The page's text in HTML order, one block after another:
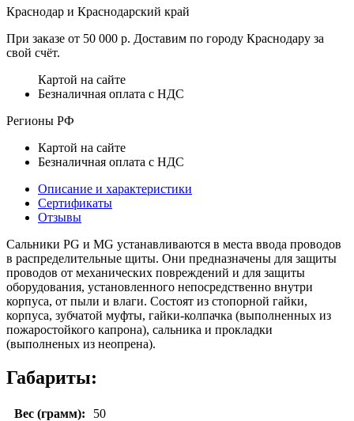
Краснодар и Краснодарский край
При заказе от 50 000 р. Доставим по городу Краснодару за
свой счёт.
Картой на сайте
Безналичная оплата с НДС
Регионы РФ
Картой на сайте
Безналичная оплата с НДС
Описание и характеристики
Сертификаты
Отзывы
Сальники PG и MG устанавливаются в места ввода проводов
в распределительные щиты. Они предназначены для защиты
проводов от механических повреждений и для защиты
оборудования, установленного непосредственно внутри
корпуса, от пыли и влаги. Состоят из стопорной гайки,
корпуса, зубчатой муфты, гайки-колпачка (выполненных из
пожаростойкого капрона), сальника и прокладки
(выполненых из неопрена).
Габариты:
Вес (грамм):
50